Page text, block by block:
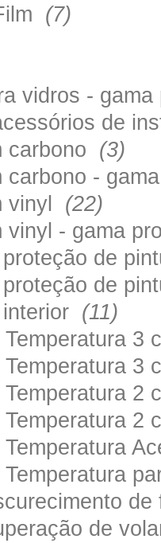
(7)
vidros -
de
carbono (3)
carbono -
vinyl (22)
vinyl - gama
proteção de
de
(11)
Temperatura
Temperatura
Temperatura
Temperatura
Temperatura
Temperatura
de